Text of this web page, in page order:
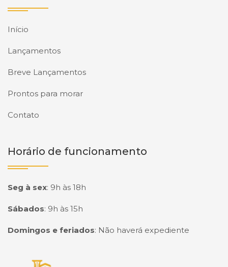
Início
Lançamentos
Breve Lançamentos
Prontos para morar
Contato
Horário de funcionamento
Seg à sex: 9h às 18h
Sábados: 9h às 15h
Domingos e feriados: Não haverá expediente
Página inicial